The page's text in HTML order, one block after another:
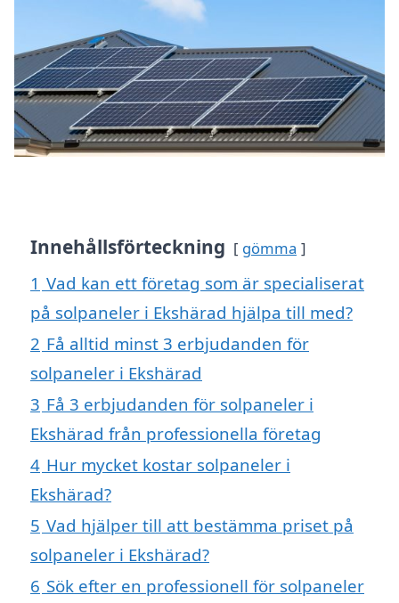
Innehållsförteckning gömma
1 Vad kan ett företag som är specialiserat
på solpaneler i Ekshärad hjälpa till med?
2 Få alltid minst 3 erbjudanden för
solpaneler i Ekshärad
3 Få 3 erbjudanden för solpaneler i
Ekshärad från professionella företag
4 Hur mycket kostar solpaneler i
Ekshärad?
5 Vad hjälper till att bestämma priset på
solpaneler i Ekshärad?
6 Sök efter en professionell för solpaneler